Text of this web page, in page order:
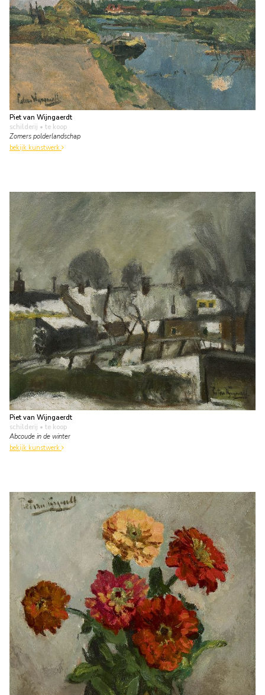
Piet van Wijngaerdt
schilderij • te koop
Zomers polderlandschap
bekijk kunstwerk
Piet van Wijngaerdt
schilderij • te koop
Abcoude in de winter
bekijk kunstwerk